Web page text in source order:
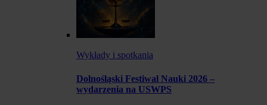
Wykłady i spotkania
Dolnośląski Festiwal Nauki 2026 –
wydarzenia na USWPS